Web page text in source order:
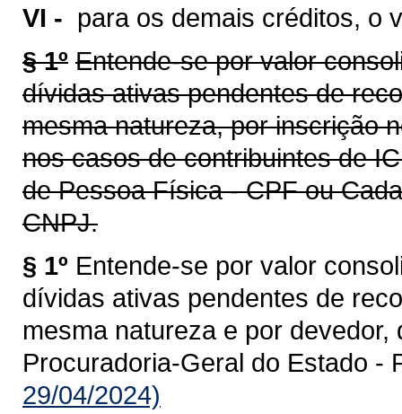
VI - para os demais créditos, o
§ 1º Entende-se por valor
dívidas ativas pendentes de
mesma natureza, por inscrição
nos casos de contribuintes de
de Pessoa Física - CPF ou
CNPJ.
§ 1º Entende-se por valor
dívidas ativas pendentes de
mesma natureza e por
Procuradoria-Geral do Estado -
29/04/2024)